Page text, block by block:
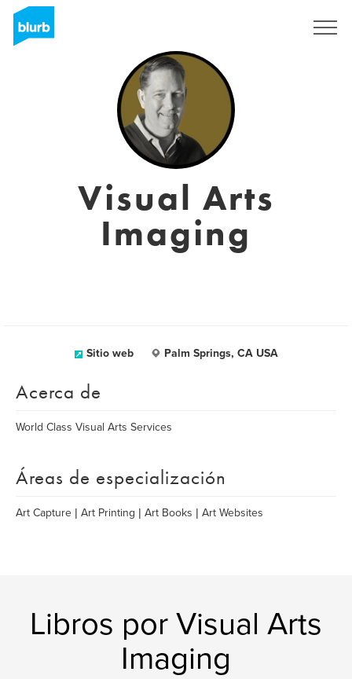
Visual Arts
Imaging
Sitio web Palm Springs, CA USA
Acerca de
World Class Visual Arts Services
Áreas de especialización
Art Capture | Art Printing | Art Books | Art Websites
Libros por Visual Arts
Imaging